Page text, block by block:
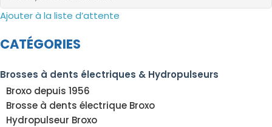
CATÉGORIES
Brosses à dents électriques & Hydropulseurs
Broxo depuis 1956
Brosse à dents électrique Broxo
Hydropulseur Broxo
Ajouter à la liste d’attente